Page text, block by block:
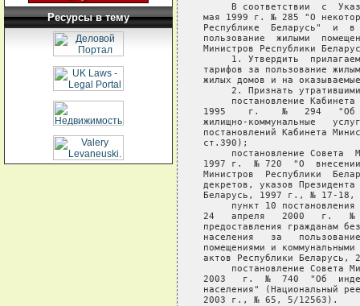
Ресурсы в тему
В соответствии  с
мая 1999 г. № 285 "О
Республике  Беларусь"  и  в
пользование  жилыми
Министров Республики
1. Утвердить
тарифов за пользование
жилых домов и на
2. Признать
постановление
1995    г.    №   294   "Об
жилищно-коммунальные
постановлений Кабинета
ст.390);
постановление Совета
1997 г.  № 720  "О  внесении
Министров  Республики
декретов, указов Президента
Беларусь, 1997 г., № 17-
пункт 10
24   апреля   2000   г.   №
предоставления гражданам
населения   за
помещениями и
актов Республики
постановление Совета
2003   г.  №  740  "Об
населения" (Национальный
2003 г., № 65, 5/12563).